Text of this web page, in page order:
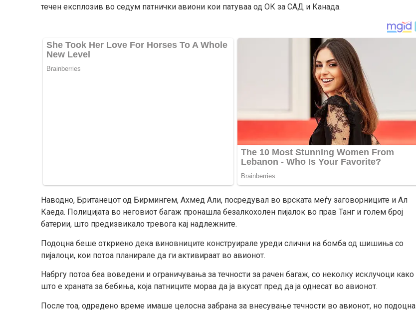
течен експлозив во седум патнички авиони кои патуваа од ОК за САД и Канада.
Наводно, Британецот од Бирмингем, Ахмед Али, посредувал во врската меѓу заговорниците и Ал
Каеда. Полицијата во неговиот багаж пронашла безалкохолен пијалок во прав Танг и голем број
батерии, што предизвикало тревога кај надлежните.
Подоцна беше откриено дека виновниците конструирале уреди слични на бомба од шишиња со
пијалоци, кои потоа планирале да ги активираат во авионот.
Набргу потоа беа воведени и ограничувања за течности за рачен багаж, со неколку исклучоци како
што е храната за бебиња, која патниците мораа да ја вкусат пред да ја однесат во авионот.
После тоа, одредено време имаше целосна забрана за внесување течности во авионот, но подоцна